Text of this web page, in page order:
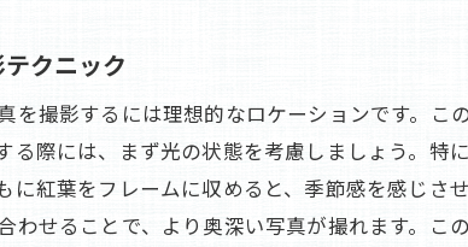
旅館の風景を写真に残し四季の彩り
旅館の風景を通じて四季を再発
四季折々の旅館風景を写真で振
クニック
を撮影するには理想的なロケーションです。
る際には、まず光の状態を考慮しましょう。
に紅葉をフレームに収めると、季節感を感じ
わせることで、より奥深い写真が撮れます。